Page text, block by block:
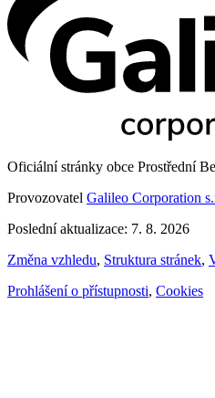
Oficiální stránky obce Prostřední
Provozovatel Galileo Corporation
Poslední aktualizace: 7. 8. 2026
Změna vzhledu, Struktura stránek,
Prohlášení o přístupnosti, Cookies